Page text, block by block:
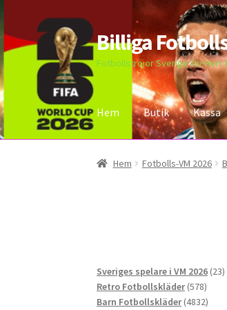
Hoppa
till
navigering
Hoppa
till
innehåll
Billiga
Fotbollströjor Sverige för Herr
Hem Butik Kassa
Hem Bloggar Butik Kassa
Hem Fotbolls-VM 2026
Sveriges spelare i VM 2026 2323
Retro Fotbollskläder 578578
Barn Fotbollskläder 48324832